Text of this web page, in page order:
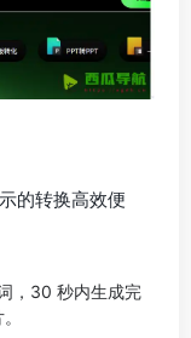
的转换高效便
，30 秒内生成完